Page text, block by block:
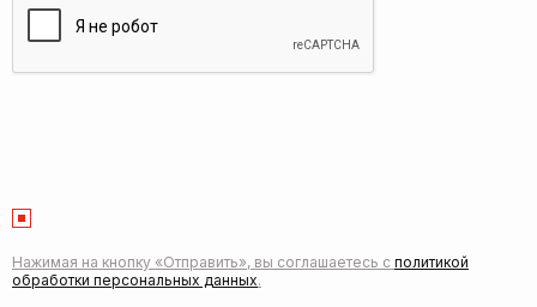
Нажимая на кнопку «Отправить», вы соглашаетесь с политикой
обработки персональных данных.